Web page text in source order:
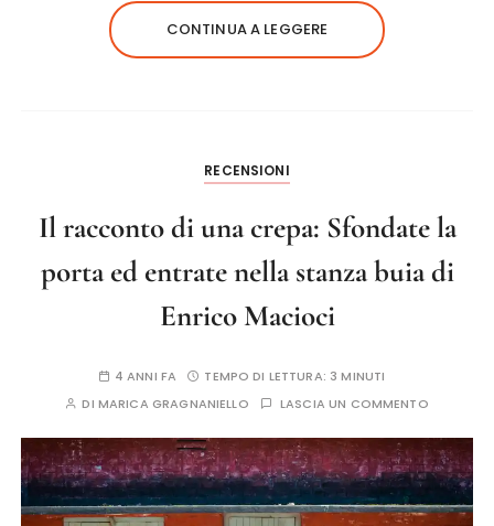
CONTINUA A LEGGERE
RECENSIONI
Il racconto di una crepa: Sfondate la
porta ed entrate nella stanza buia di
Enrico Macioci
4 ANNI FA TEMPO DI LETTURA: 3 MINUTI
DI MARICA GRAGNANIELLO LASCIA UN COMMENTO